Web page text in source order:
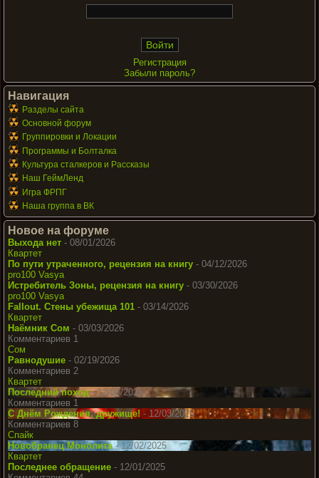
Регистрация
Забыли пароль?
Навигация
Разделы сайта
Основной форум
Группировки и Локации
Программы и Болталка
Культура сталкеров и Рассказы
Наш ГеймЛенд
Игра ФРПГ
Наша группа в ВК
Новое на форуме
Выхода нет - 08/01/2026
Квартет
По пути утраченного, рецензия на книгу - 04/12/2026
pro100 Vasya
Истребитель Зоны, рецензия на книгу - 03/30/2026
pro100 Vasya
Fallout. Стены убежища 101 - 03/14/2026
Квартет
Наёмник Сом - 03/03/2026
Комментариев 1
Сом
Равнодушие - 02/19/2026
Комментариев 2
Квартет
Последний поход- 12/08/2025
Комментариев 1
С Днём Рождения, дружище! - 12/03/2025
Комментариев 8
Спайк
Новобранец Монолита - 12/02/2025
Квартет
Последнее обращение - 12/01/2025